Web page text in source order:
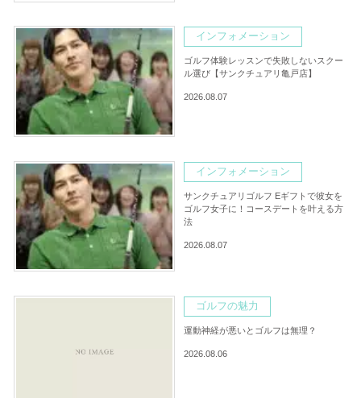
インフォメーション
ゴルフ体験レッスンで失敗しないスクー
ル選び【サンクチュアリ亀戸店】
2026.08.07
インフォメーション
サンクチュアリゴルフ Eギフトで彼女を
ゴルフ女子に！コースデートを叶える方
法
2026.08.07
ゴルフの魅力
運動神経が悪いとゴルフは無理？
2026.08.06